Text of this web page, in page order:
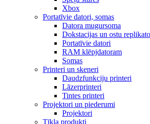
Xbox
Portatīvie datori, somas
Datora mugursoma
Dokstacijas un ostu
Portatīvie datori
RAM klēpjdatoram
Somas
Printeri un skeneri
Daudzfunkciju printeri
Lāzerprinteri
Tintes printeri
Projektori un piederumi
Projektori
Tīkla produkti